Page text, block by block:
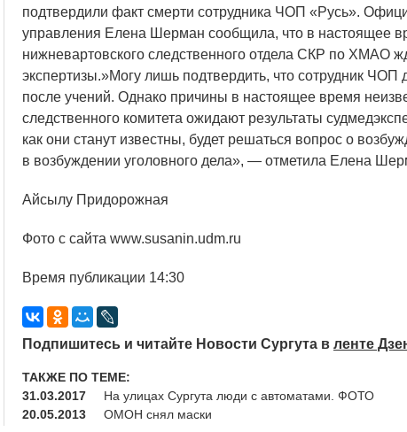
подтвердили факт смерти сотрудника ЧОП «Русь».
управления Елена Шерман сообщила, что в настоящее
нижневартовского следственного отдела СКР по ХМАО
экспертизы.»Могу лишь подтвердить, что сотрудник ЧОП
после учений. Однако причины в настоящее время
следственного комитета ожидают результаты
как они станут известны, будет решаться вопрос о
в возбуждении уголовного дела», — отметила Елена
Айсылу Придорожная
Фото с сайта www.susanin.udm.ru
Время публикации 14:30
Подпишитесь и читайте Новости Сургута в ленте
ТАКЖЕ ПО ТЕМЕ:
31.03.2017
На улицах Сургута люди с автоматами. ФОТО
20.05.2013
ОМОН снял маски